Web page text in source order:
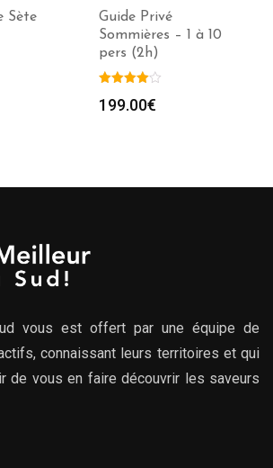
Sète
Guide Privé
Sommières – 1 à 10
pers (2h)
199.00€
vous est offert par une équipe de
connaissant leurs territoires et qui
de vous en faire découvrir les saveurs